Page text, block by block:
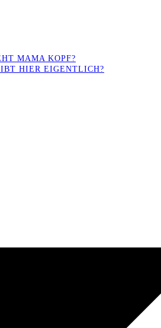
MAMA KOPF?
HIER EIGENTLICH?